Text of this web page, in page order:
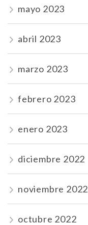
mayo 2023
abril 2023
marzo 2023
febrero 2023
enero 2023
diciembre 2022
noviembre 2022
octubre 2022